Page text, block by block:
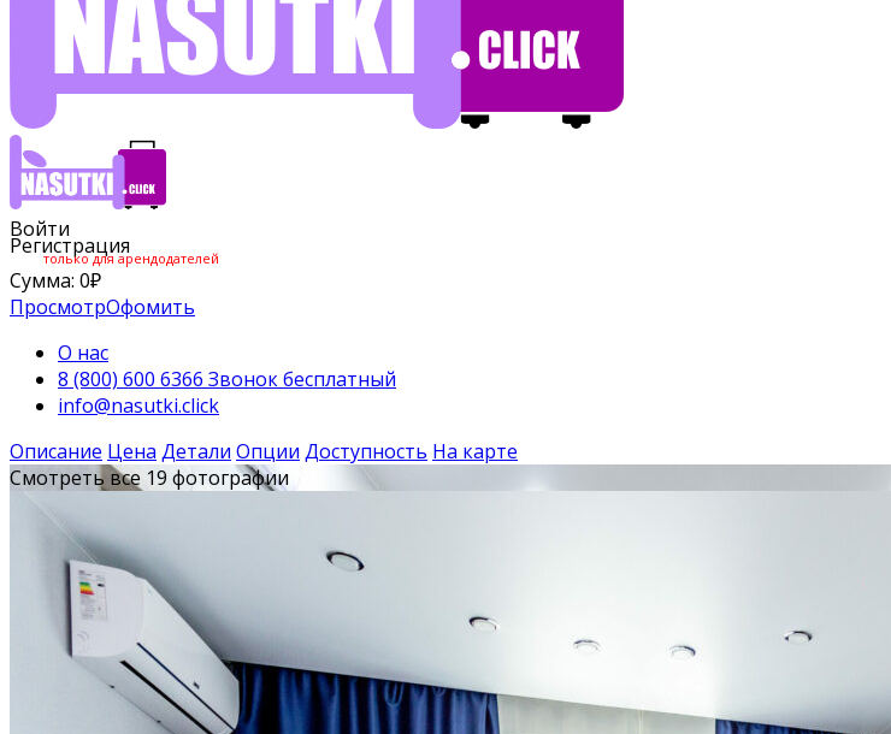
Войти
Регистрация
только для арендодателей
Сумма: 0₽
ПросмотрОфомить
О нас
8 (800) 600 6366 Звонок бесплатный
info@nasutki.click
Описание Цена Детали Опции Доступность На карте
Смотреть все 19 фотографии